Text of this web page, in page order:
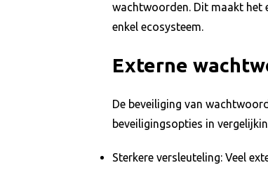
wachtwoorden. Dit maakt het
enkel ecosysteem.
Externe
De beveiliging van
beveiligingsopties in
Sterkere versleuteling: Veel